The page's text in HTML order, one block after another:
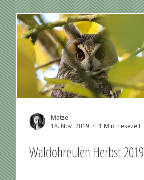
Matze
18. Nov. 2019
1 Min. Lesezeit
Waldohreulen Herbst 2019